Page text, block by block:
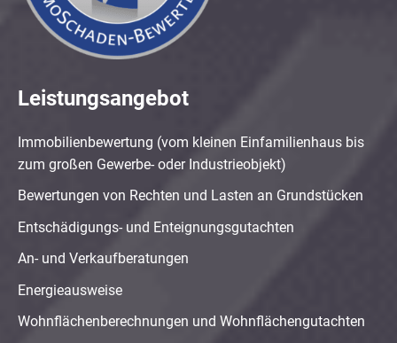
Leistungsangebot
Immobilienbewertung (vom kleinen Einfamilienhaus bis
zum großen Gewerbe- oder Industrieobjekt)
Bewertungen von Rechten und Lasten an Grundstücken
Entschädigungs- und Enteignungsgutachten
An- und Verkaufberatungen
Energieausweise
Wohnflächenberechnungen und Wohnflächengutachten